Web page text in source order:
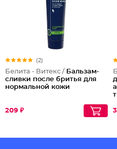
(2)
Белита - Витекс / Бальзам-
сливки после бритья для
нормальной кожи
209 ₽